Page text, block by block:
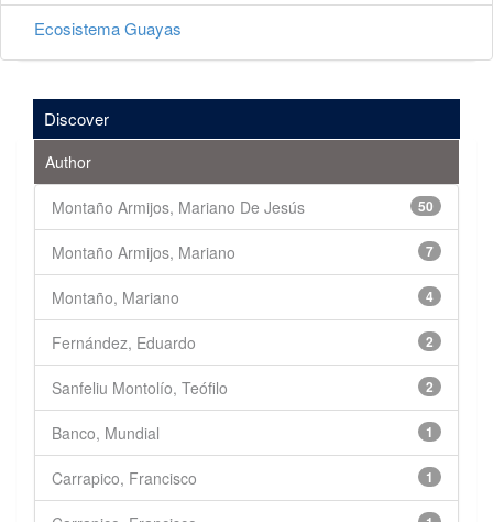
Ecosistema Guayas
Discover
Author
50
Montaño Armijos, Mariano De Jesús
7
Montaño Armijos, Mariano
4
Montaño, Mariano
2
Fernández, Eduardo
2
Sanfeliu Montolío, Teófilo
1
Banco, Mundial
1
Carrapico, Francisco